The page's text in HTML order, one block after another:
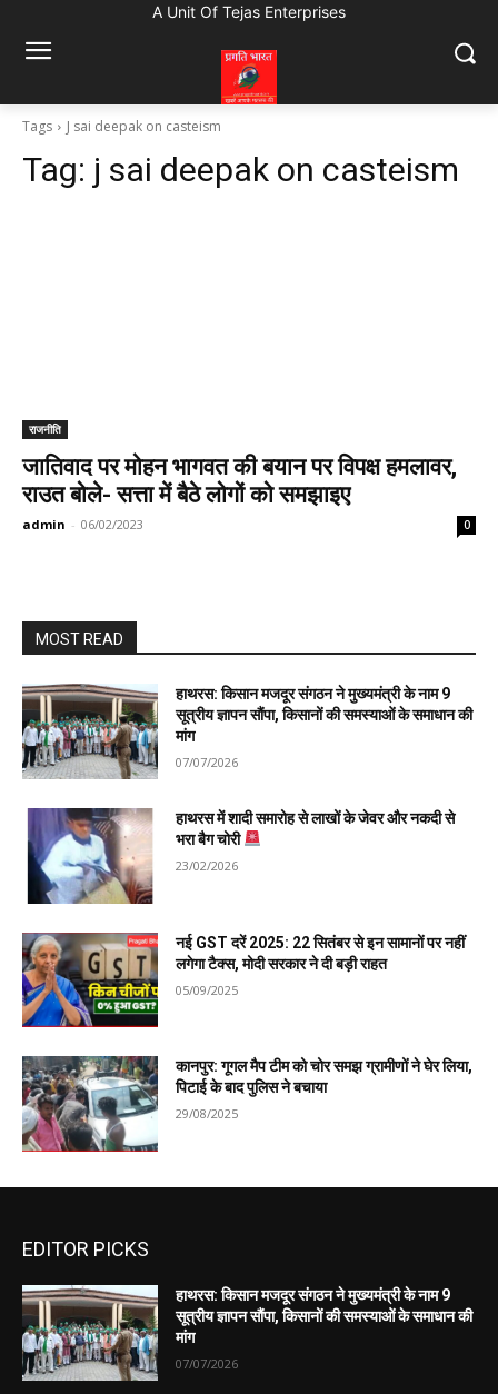
A Unit Of Tejas Enterprises
Tags J sai deepak on casteism
Tag: j sai deepak on casteism
राजनीति
जातिवाद पर मोहन भागवत की बयान पर विपक्ष हमलावर,
राउत बोले- सत्ता में बैठे लोगों को समझाइए
admin - 06/02/2023 0
MOST READ
हाथरस: किसान मजदूर संगठन ने मुख्यमंत्री के नाम 9
सूत्रीय ज्ञापन सौंपा, किसानों की समस्याओं के समाधान की
मांग
07/07/2026
हाथरस में शादी समारोह से लाखों के जेवर और नकदी से
भरा बैग चोरी
23/02/2026
नई GST दरें 2025: 22 सितंबर से इन सामानों पर नहीं
लगेगा टैक्स, मोदी सरकार ने दी बड़ी राहत
05/09/2025
कानपुर: गूगल मैप टीम को चोर समझ ग्रामीणों ने घेर लिया,
पिटाई के बाद पुलिस ने बचाया
29/08/2025
EDITOR PICKS
हाथरस: किसान मजदूर संगठन ने मुख्यमंत्री के नाम 9
सूत्रीय ज्ञापन सौंपा, किसानों की समस्याओं के समाधान की
मांग
07/07/2026